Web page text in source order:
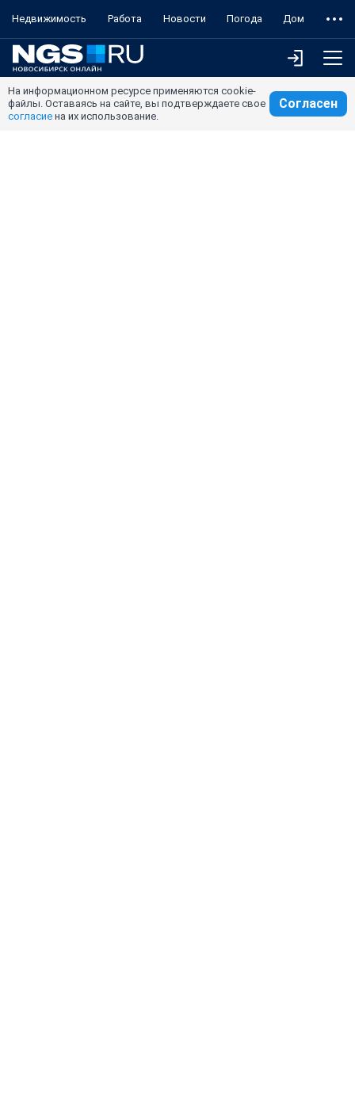
Недвижимость Работа Новости Погода Дом
На информационном ресурсе применяются cookie-
файлы. Оставаясь на сайте, вы подтверждаете свое
согласие на их использование.
Согласен